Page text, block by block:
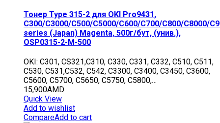
Тонер Type 315-2 для OKI Pro9431,
C300/C3000/C500/C5000/C600/C700/C800/C8000/
series (Japan) Magenta, 500г/бут, (унив.),
OSP0315-2-M-500
OKI: C301, CS321,C310, C330, C331, C332, C510, C511,
C530, C531,C532, C542, C3300, C3400, C3450, C3600,
C5600, C5700, C5650, C5750, C5800,…
15,900AMD
Quick View
Add to wishlist
CompareAdd to cart